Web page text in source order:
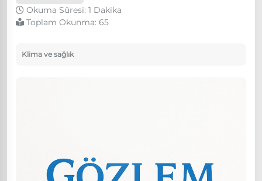
Okuma Süresi: 1 Dakika
Toplam Okunma: 65
Klima ve sağlık